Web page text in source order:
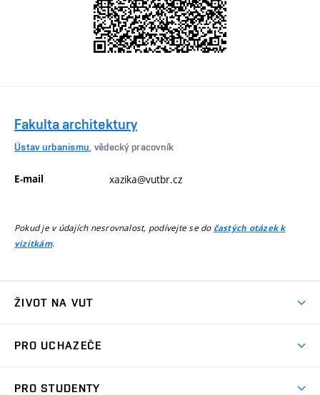
Fakulta architektury
Ústav urbanismu, vědecký pracovník
E-mail xazika@vutbr.cz
Pokud je v údajích nesrovnalost, podívejte se do častých otázek k
vizitkám.
ŽIVOT NA VUT
Koleje
PRO UCHAZEČE
PRO STUDENTY